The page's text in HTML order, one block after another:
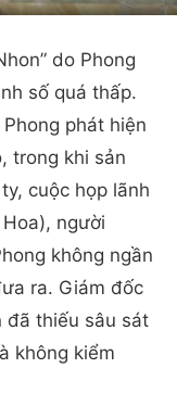
do Phong
số quá thấp.
phát hiện
trong khi sản
cuộc họp lãnh
người
không ngần
ra. Giám đốc
đã thiếu sâu sát
không kiểm